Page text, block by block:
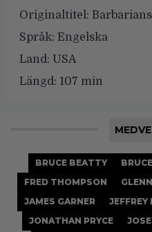
Originaltitel:
Språk: Engelska
Land: USA
Längd: 107 min
BRUCE BEATTY
FRED THOMPSON
JAMES GARNER
JEFFREY
JONATHAN PRYCE